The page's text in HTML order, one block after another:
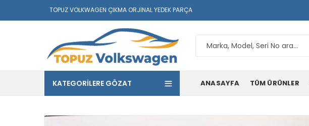
TOPUZ VOLKWAGEN ÇIKMA ORJINAL YEDEK PARÇA
KATEGORILERE GÖZAT ANASAYFA TÜM ÜRÜNLER